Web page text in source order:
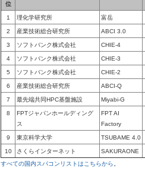
位
1 理化学研究所 富岳
2 産業技術総合研究所 ABCI 3.0
3 ソフトバンク株式会社 CHIE-4
4 ソフトバンク株式会社 CHIE-3
5 ソフトバンク株式会社 CHIE-2
6 産業技術総合研究所 ABCI-Q
7 最先端共同HPC基盤施設 Miyabi-G
8
FPTジャパンホールディング
ス
FPT AI
Factory
9 東京科学大学 TSUBAME 4.0
10 さくらインターネット SAKURAONE
すべての国内スパコンリストはこちらから